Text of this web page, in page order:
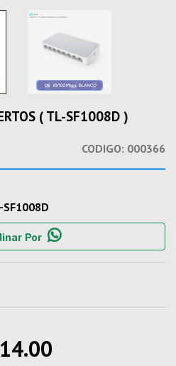
( TL-SF1008D )
CODIGO: 000366
SF1008D
Por